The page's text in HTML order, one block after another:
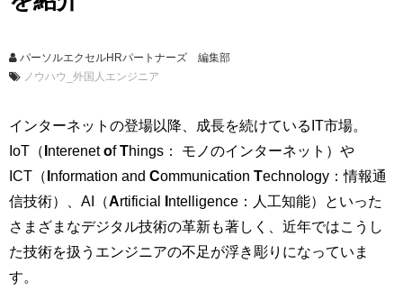
パーソルエクセルHRパートナーズ 編集部
ノウハウ_外国人エンジニア
インターネットの登場以降、成長を続けているIT市場。
IoT（ nterenetofThings： モノのインターネット）や
ICT（ nformation and Communication Technology：情報通
信技術）、AI（Artificial
ntelligence：人工知能）といった
さまざまなデジタル技術の革新も著しく、近年ではこうし
た技術を扱うエンジニアの不足が浮き彫りになっていま
す。